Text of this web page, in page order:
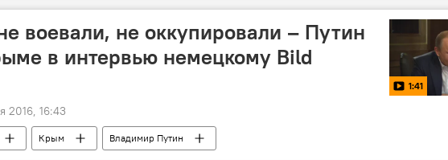
воевали, не оккупировали – Путин
в интервью немецкому Bild
1:41
2016, 16:43
Крым Владимир Путин